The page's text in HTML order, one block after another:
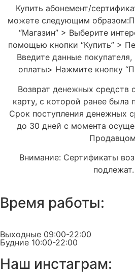
Купить абонемент/
можете следующим
“Магазин” > Выберите
помощью кнопки “Купить” >
Введите данные
оплаты> Нажмите кнопку
Возврат денежных средств
карту, с которой ранее была
Срок поступления денежных
до 30 дней с момента
Внимание: Сертификаты
подлежат.
Время работы:
Выходные 09:00-22:00
Будние 10:00-22:00
Наш инстаграм: